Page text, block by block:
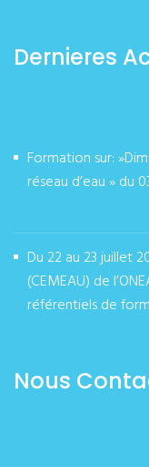
Dernieres
Formation sur:
réseau d’eau » du
Du 22 au 23 juillet
(CEMEAU) de
référentiels de
Nous